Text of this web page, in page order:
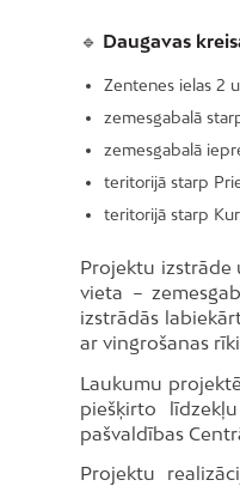
🔹 Daugavas
Zentenes ielas 2
zemesgabalā
zemesgabalā
teritorijā starp
teritorijā starp
Projektu izstrāde
vieta –
izstrādās
ar vingrošanas
Laukumu
piešķirto
pašvaldības
Projektu